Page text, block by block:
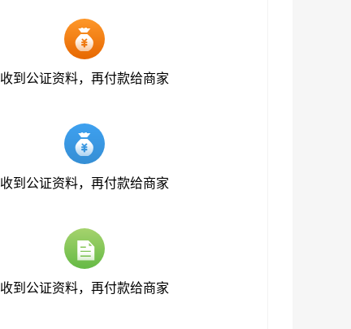
收到公证资料，再付款给商家
收到公证资料，再付款给商家
收到公证资料，再付款给商家